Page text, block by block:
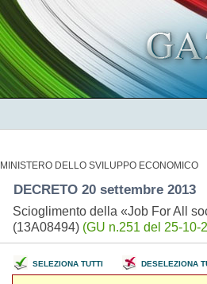
MINISTERO DELLO SVILUPPO ECONOMICO
DECRETO 20 settembre 2013
Scioglimento della «Job For All
(13A08494) (GU n.251 del 25-10-
SELEZIONA TUTTI DESELEZIONA